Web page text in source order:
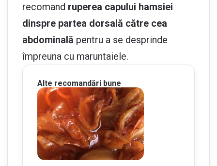
recomand ruperea capului hamsiei
dinspre partea dorsală către cea
abdominală pentru a se desprinde
împreuna cu maruntaiele.
Alte recomandări bune